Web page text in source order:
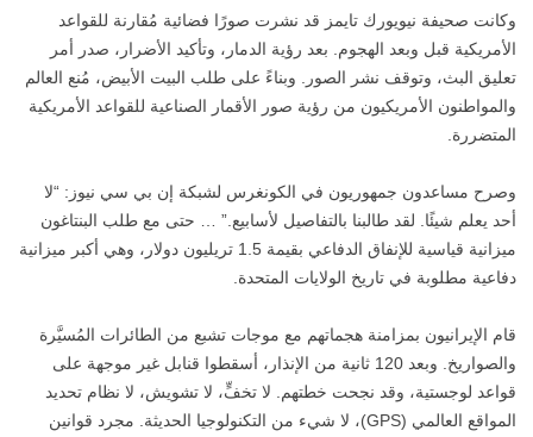
وكانت صحيفة نيويورك تايمز قد نشرت صورًا فضائية مُقارنة للقواعد
الأمريكية قبل وبعد الهجوم. بعد رؤية الدمار، وتأكيد الأضرار، صدر أمر
تعليق البث، وتوقف نشر الصور. وبناءً على طلب البيت الأبيض، مُنع العالم
والمواطنون الأمريكيون من رؤية صور الأقمار الصناعية للقواعد الأمريكية
المتضررة.
وصرح مساعدون جمهوريون في الكونغرس لشبكة إن بي سي نيوز: “لا
أحد يعلم شيئًا. لقد طالبنا بالتفاصيل لأسابيع.” … حتى مع طلب البنتاغون
ميزانية قياسية للإنفاق الدفاعي بقيمة 1.5 تريليون دولار، وهي أكبر ميزانية
دفاعية مطلوبة في تاريخ الولايات المتحدة.
قام الإيرانيون بمزامنة هجماتهم مع موجات تشبع من الطائرات المُسيَّرة
والصواريخ. وبعد 120 ثانية من الإنذار، أسقطوا قنابل غير موجهة على
قواعد لوجستية، وقد نجحت خطتهم. لا تخفٍّ، لا تشويش، لا نظام تحديد
المواقع العالمي (GPS)، لا شيء من التكنولوجيا الحديثة. مجرد قوانين